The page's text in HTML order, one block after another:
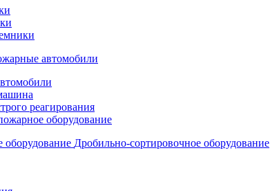
автомобили
реагирования
оборудование
Дробильно-сортировочное оборудование